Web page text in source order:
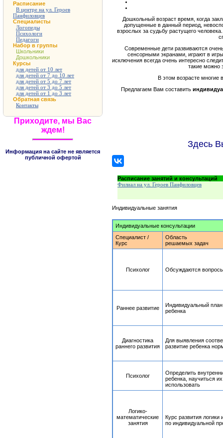
Расписание
В центре на ул. Героев
Панфиловцев
Специалисты
Логопеды
Психологи
Педагоги
Набор в группы
Школьники
Дошкольники
Курсы
для детей от 10 лет
для детей от 7 до 10 лет
для детей от 5 до 7 лет
для детей от 3 до 5 лет
для детей от 1 до 3 лет
Обратная связь
Контакты
Приходите, мы Вас
ждем!
Информация на сайте не является
публичной офертой
Дошкольный возраст время, когда
допущенные в данный период,
взрослых за судьбу растущего
Современные дети развиваются
сенсорными экранами, играют в
исключения всегда очень интересно
такие можно
В этом возрасте многие
Предлагаем Вам составить
Здесь
Расписание занятий и консультаций
Филиал на ул. Героев Панфиловцев
Индивидуальные занятия
Индивидуальные консультации
Специалист /
Курс
Область
решаемых задач
Психолог Обсуждаются
Раннее развитие
Индивидуальный план
ребенка
Диагностика
раннего развития
Для выявления
развитие ребенка
Психолог
Определить
ребенка, научиться их
использовать
Логико-
математические
занятия
Курс развития
по индивидуальной